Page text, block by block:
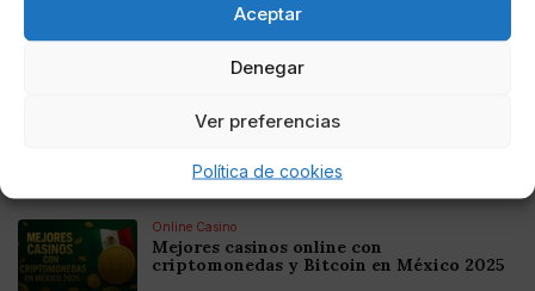
Aceptar
Denegar
Ver preferencias
Política de cookies
Online Casino
Online Casino
Online Casino
Mejores casinos online con
criptomonedas y Bitcoin en México 2025